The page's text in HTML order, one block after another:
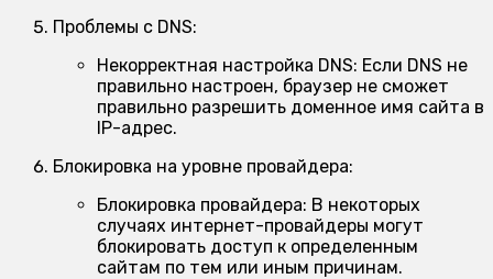
Проблемы с DNS:
Некорректная настройка DNS: Если DNS не
правильно настроен, браузер не сможет
правильно разрешить доменное имя сайта в
IP-адрес.
Блокировка на уровне провайдера:
Блокировка провайдера: В некоторых
случаях интернет-провайдеры могут
блокировать доступ к определенным
сайтам по тем или иным причинам.